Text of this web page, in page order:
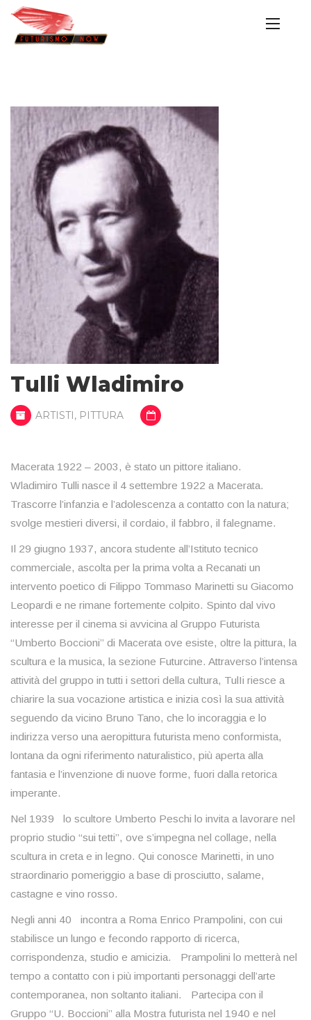
Tulli Wladimiro
ARTISTI, PITTURA
Macerata 1922 – 2003, è stato un pittore italiano.
Wladimiro Tulli nasce il 4 settembre 1922 a Macerata.
Trascorre l’infanzia e l’adolescenza a contatto con la natura;
svolge mestieri diversi, il cordaio, il fabbro, il falegname.
Il 29 giugno 1937, ancora studente all’Istituto tecnico
commerciale, ascolta per la prima volta a Recanati un
intervento poetico di Filippo Tommaso Marinetti su Giacomo
Leopardi e ne rimane fortemente colpito. Spinto dal vivo
interesse per il cinema si avvicina al Gruppo Futurista
“Umberto Boccioni” di Macerata ove esiste, oltre la pittura, la
scultura e la musica, la sezione Futurcine. Attraverso l’intensa
attività del gruppo in tutti i settori della cultura, TulIi riesce a
chiarire la sua vocazione artistica e inizia così la sua attività
seguendo da vicino Bruno Tano, che lo incoraggia e lo
indirizza verso una aeropittura futurista meno conformista,
lontana da ogni riferimento naturalistico, più aperta alla
fantasia e l’invenzione di nuove forme, fuori dalla retorica
imperante.
Nel 1939 lo scultore Umberto Peschi lo invita a lavorare nel
proprio studio “sui tetti”, ove s’impegna nel collage, nella
scultura in creta e in legno. Qui conosce Marinetti, in uno
straordinario pomeriggio a base di prosciutto, salame,
castagne e vino rosso.
Negli anni 40 incontra a Roma Enrico Prampolini, con cui
stabilisce un lungo e fecondo rapporto di ricerca,
corrispondenza, studio e amicizia. Prampolini lo metterà nel
tempo a contatto con i più importanti personaggi dell’arte
contemporanea, non soltanto italiani. Partecipa con il
Gruppo “U. Boccioni” alla Mostra futurista nel 1940 e nel